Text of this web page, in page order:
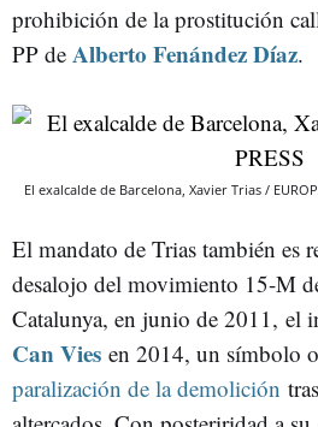
prohibición de la prostitución
PP de Alberto Fenández Díaz.
El exalcalde de Barcelona, Xavier Trias /
El mandato de Trias también es
desalojo del movimiento 15-M
Catalunya, en junio de 2011, el
Can Vies en 2014, un símbolo
paralización de la demolición